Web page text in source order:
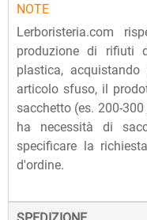
NOTE
Lerboristeria.com
produzione di rifiuti
plastica,
articolo sfuso, il
sacchetto (es. 200-
ha necessità di
specificare la
d'ordine.